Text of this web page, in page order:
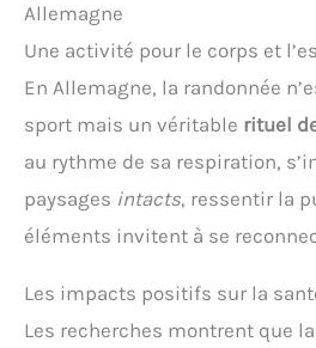
Allemagne
Une activité pour le corps et
En Allemagne, la randonnée
sport mais un véritable rituel
au rythme de sa respiration,
paysages intacts, ressentir la
éléments invitent à se
Les impacts positifs sur la
Les recherches montrent que